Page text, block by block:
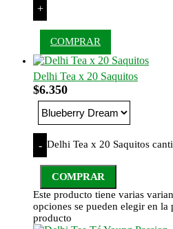
+
COMPRAR
Delhi Tea x 20 Saquitos
$6.350
- Delhi Tea x 20 Saquitos
COMPRAR
Este producto tiene varias
opciones se pueden elegir en la
producto